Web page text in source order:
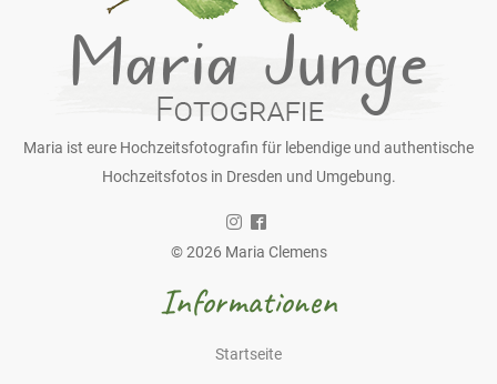
Maria ist eure Hochzeitsfotografin für lebendige und authentische
Hochzeitsfotos in Dresden und Umgebung.
© 2026 Maria Clemens
Informationen
Startseite